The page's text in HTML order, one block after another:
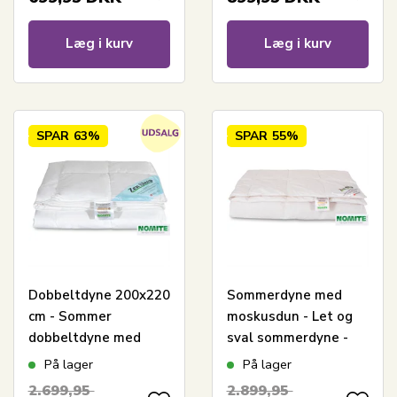
Læg i kurv Læg i kurv
SPAR 63%
Dobbeltdyne 200x220
cm - Sommer
dobbeltdyne med
moskusdun - Zen
På lager
2.699,95
SPAR 55%
Sommerdyne med
moskusdun - Let og
sval sommerdyne -
200x220 cm - Zen
På lager
2.899,95